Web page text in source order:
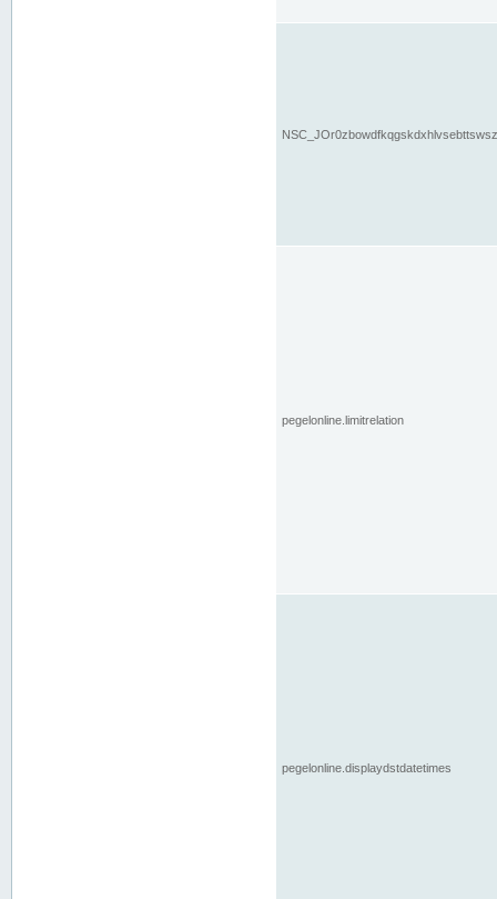
pegelonline.limitrelation
pegelonline.displaydstdatetimes